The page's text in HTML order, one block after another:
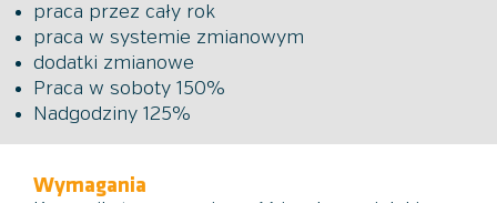
praca przez cały rok
praca w systemie zmianowym
dodatki zmianowe
Praca w soboty 150%
Nadgodziny 125%
Wymagania